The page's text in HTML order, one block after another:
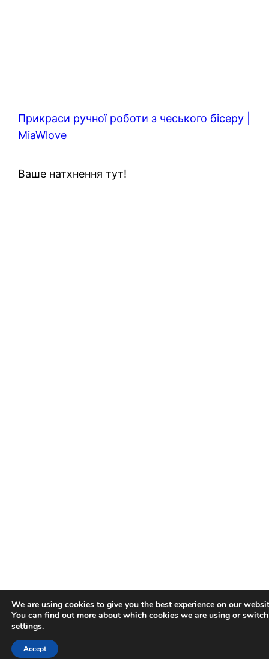
Прикраси ручної роботи з чеського бісеру |
MiaWlove
Ваше натхнення тут!
We are using cookies to give you the best experience on our
You can find out more about which cookies we are using or
settings.
Accept